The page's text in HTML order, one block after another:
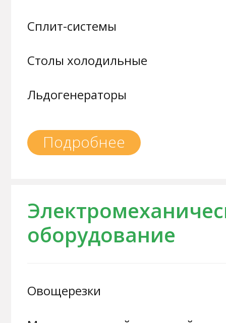
Сплит-системы
Столы холодильные
Льдогенераторы
Подробнее
оборудование
Овощерезки